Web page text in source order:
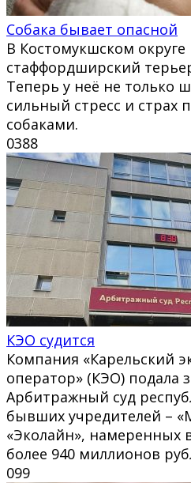
Собака бывает опасной
В Костомукшском
стаффордширский
Теперь у неё не только
сильный стресс и страх
собаками.
0388
КЭО судится
Компания «Карельский
оператор» (КЭО) подала
Арбитражный суд
бывших учредителей –
«Эколайн», намеренных
более 940 миллионов
099